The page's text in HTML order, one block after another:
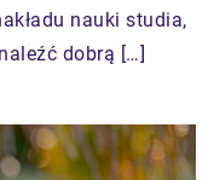
nauki studia,
dobrą […]